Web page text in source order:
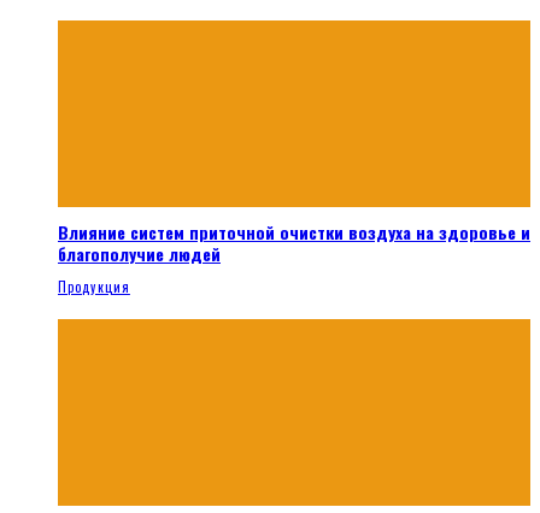
Влияние систем приточной очистки воздуха на здоровье и
благополучие людей
Продукция